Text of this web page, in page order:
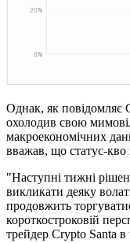
Однак, як повідомляє
охолодив свою
макроекономічних
вважав, що статус-
"Наступні тижні
викликати деяку
продовжить
короткостроковій
трейдер Crypto Santa в